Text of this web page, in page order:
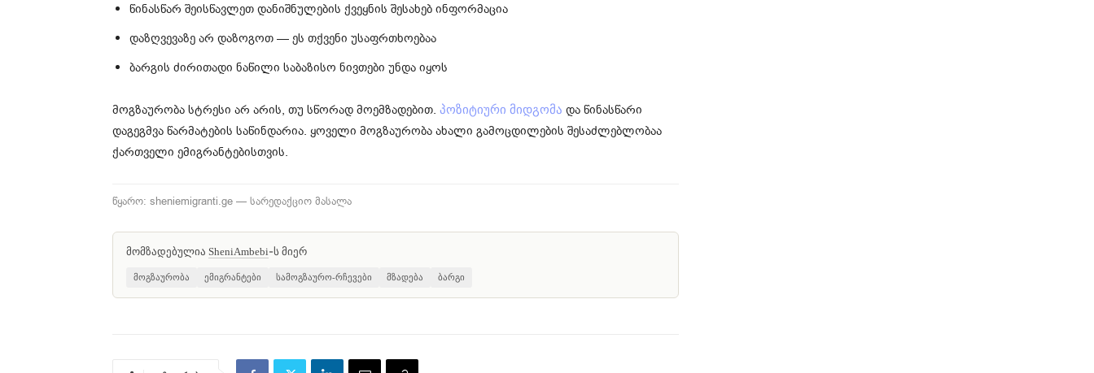
წინასწარ შეისწავლეთ დანიშნულების ქვეყნის შესახებ ინფორმაცია
დაზღვევაზე არ დაზოგოთ — ეს თქვენი უსაფრთხოებაა
ბარგის ძირითადი ნაწილი საბაზისო ნივთები უნდა იყოს
მოგზაურობა სტრესი არ არის, თუ სწორად მოემზადებით. პოზიტიური მიდგომა და წინასწარი
დაგეგმვა წარმატების საწინდარია. ყოველი მოგზაურობა ახალი გამოცდილების შესაძლებლობაა
ქართველი ემიგრანტებისთვის.
წყარო: sheniemigranti.ge — სარედაქციო მასალა
მომზადებულია SheniAmbebi-ს მიერ
მოგზაურობა ემიგრანტები სამოგზაურო-რჩევები მზადება ბარგი